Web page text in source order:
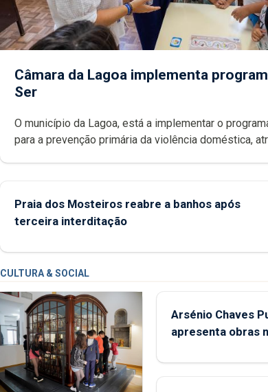
Câmara da Lagoa implementa
Ser
O município da Lagoa, está a implementar o
para a prevenção primária da violência doméstica,
Praia dos Mosteiros reabre a banhos após
terceira interditação
CULTURA & SOCIAL
Arsénio Chaves
apresenta obras
Porto